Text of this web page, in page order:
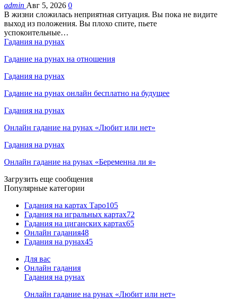
admin Авг 5, 2026 0
В жизни сложилась неприятная ситуация. Вы пока не видите
выход из положения. Вы плохо спите, пьете
успокоительные…
Гадания на рунах
Гадание на рунах на отношения
Гадания на рунах
Гадание на рунах онлайн бесплатно на будущее
Гадания на рунах
Онлайн гадание на рунах «Любит или нет»
Гадания на рунах
Онлайн гадание на рунах «Беременна ли я»
Загрузить еще сообщения
Популярные категории
Гадания на картах Таро105
Гадания на игральных картах72
Гадания на циганских картах65
Онлайн гадания48
Гадания на рунах45
Для вас
Онлайн гадания
Гадания на рунах
Онлайн гадание на рунах «Любит или нет»